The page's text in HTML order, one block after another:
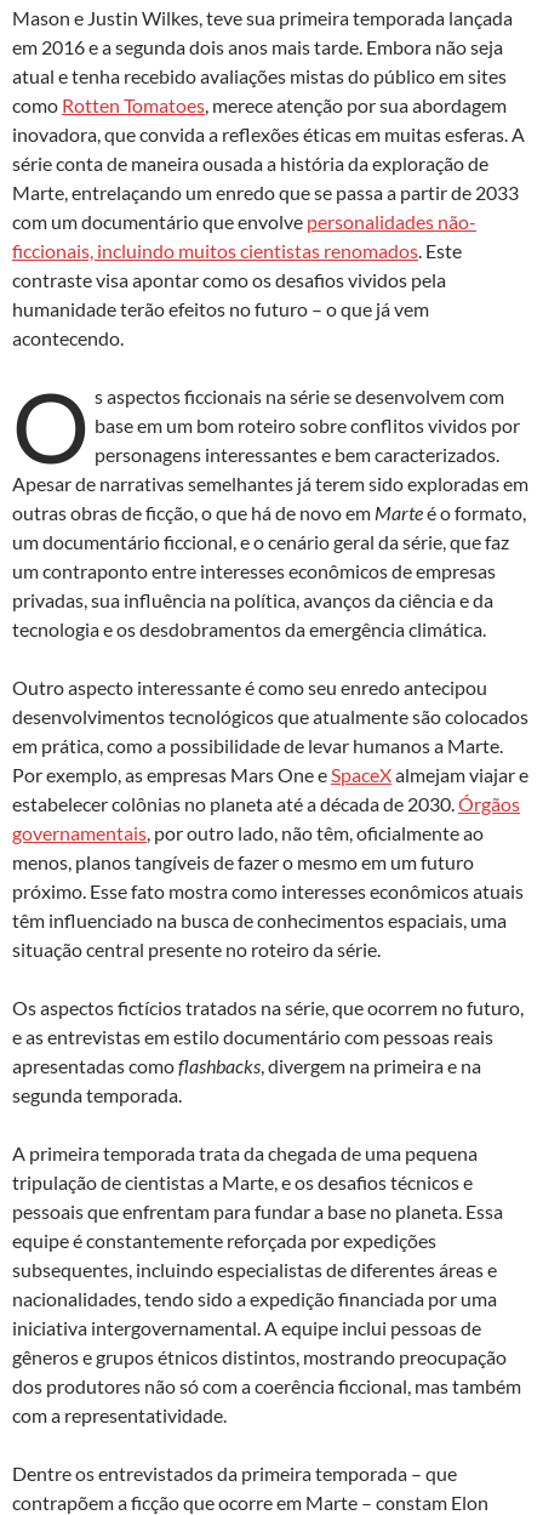
o
n
o
o
k
A
p
p
Mason e Justin Wilkes, teve sua primeira temporada lançada
em 2016 e a segunda dois anos mais tarde. Embora não seja
atual e tenha recebido avaliações mistas do público em sites
como Rotten Tomatoes, merece atenção por sua abordagem
inovadora, que convida a reflexões éticas em muitas esferas. A
série conta de maneira ousada a história da exploração de
Marte, entrelaçando um enredo que se passa a partir de 2033
com um documentário que envolve personalidades não-
ficcionais, incluindo muitos cientistas renomados. Este
contraste visa apontar como os desafios vividos pela
humanidade terão efeitos no futuro – o que já vem
acontecendo.
O s aspectos ficcionais na série se desenvolvem com
base em um bom roteiro sobre conflitos vividos por
personagens interessantes e bem caracterizados.
Apesar de narrativas semelhantes já terem sido exploradas em
outras obras de ficção, o que há de novo em Marteé o formato,
um documentário ficcional, e o cenário geral da série, que faz
um contraponto entre interesses econômicos de empresas
privadas, sua influência na política, avanços da ciência e da
tecnologia e os desdobramentos da emergência climática.
Outro aspecto interessante é como seu enredo antecipou
desenvolvimentos tecnológicos que atualmente são colocados
em prática, como a possibilidade de levar humanos a Marte.
Por exemplo, as empresas Mars One eSpaceXalmejam viajar e
estabelecer colônias no planeta até a década de 2030.Órgãos
governamentais, por outro lado, não têm, oficialmente ao
menos, planos tangíveis de fazer o mesmo em um futuro
próximo. Esse fato mostra como interesses econômicos atuais
têm influenciado na busca de conhecimentos espaciais, uma
situação central presente no roteiro da série.
Os aspectos fictícios tratados na série, que ocorrem no futuro,
e as entrevistas em estilo documentário com pessoas reais
apresentadas comoflashbacks, divergem na primeira e na
segunda temporada.
A primeira temporada trata da chegada de uma pequena
tripulação de cientistas a Marte, e os desafios técnicos e
pessoais que enfrentam para fundar a base no planeta. Essa
equipe é constantemente reforçada por expedições
subsequentes, incluindo especialistas de diferentes áreas e
nacionalidades, tendo sido a expedição financiada por uma
iniciativa intergovernamental. A equipe inclui pessoas de
gêneros e grupos étnicos distintos, mostrando preocupação
dos produtores não só com a coerência ficcional, mas também
com a representatividade.
Dentre os entrevistados da primeira temporada – que
contrapõem a ficção que ocorre em Marte – constam Elon